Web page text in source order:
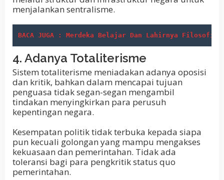
menjalankan sentralisme.
BACA JUGA : Merdeka Belajar Dan Lahirnya Filosofi
4. Adanya Totaliterisme
Sistem totaliterisme meniadakan adanya oposisi
dan kritik, bahkan dalam mencapai tujuan
penguasa tidak segan-segan mengambil
tindakan menyingkirkan para perusuh
kepentingan negara.
Kesempatan politik tidak terbuka kepada siapa
pun kecuali golongan yang mampu mengakses
kekuasaan dan pemerintahan. Tidak ada
toleransi bagi para pengkritik status quo
pemerintahan.